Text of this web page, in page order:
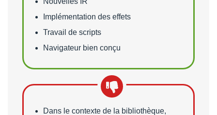
Implémentation des effets
Travail de scripts
Navigateur bien conçu
Points faibles
Dans le contexte de la bibliothèque,